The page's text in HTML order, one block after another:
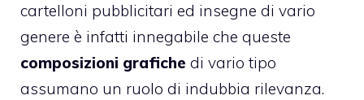
cartelloni pubblicitari ed insegne di vario
genere è infatti innegabile che queste
composizioni grafiche di vario tipo
assumano un ruolo di indubbia rilevanza.